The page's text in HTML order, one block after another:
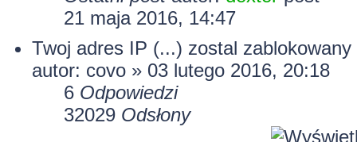
21 maja 2016, 14:47
Twoj adres IP (...) zostal zablokowany
autor: covo » 03 lutego 2016, 20:18
6 Odpowiedzi
32029 Odsłony